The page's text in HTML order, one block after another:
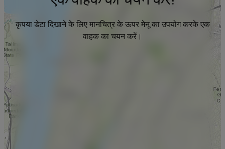
कृपया डेटा दिखाने के लिए मानचित्र के ऊपर मेनू का उपयोग करके एक
वाहक का चयन करें।